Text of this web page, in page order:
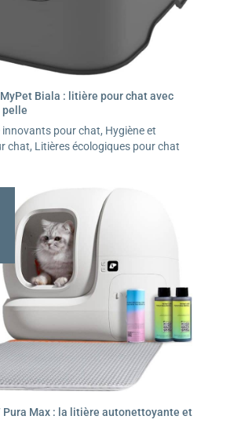
Biala : litière pour chat avec
pelle
innovants pour chat, Hygiène et
chat, Litières écologiques pour chat
Pura Max : la litière autonettoyante et